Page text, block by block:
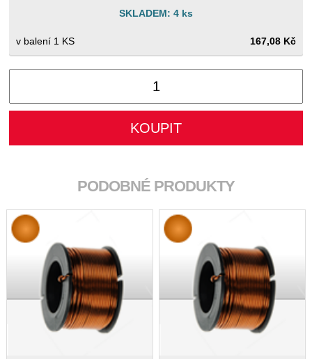
SKLADEM: 4 ks
1 KS 167,08 Kč
PODOBNÉ PRODUKTY